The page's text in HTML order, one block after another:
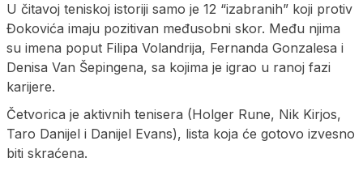
U čitavoj teniskoj istoriji samo je 12 “izabranih” koji protiv
Đokovića imaju pozitivan međusobni skor. Među njima
su imena poput Filipa Volandrija, Fernanda Gonzalesa i
Denisa Van Šepingena, sa kojima je igrao u ranoj fazi
karijere.
Četvorica je aktivnih tenisera (Holger Rune, Nik Kirjos,
Taro Danijel i Danijel Evans), lista koja će gotovo izvesno
biti skraćena.